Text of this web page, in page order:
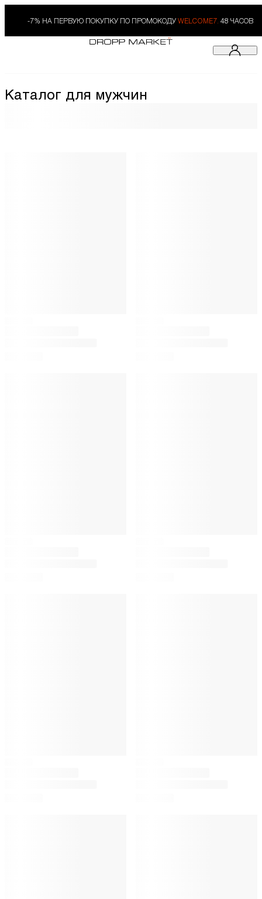
-7% НА ПЕРВУЮ ПОКУПКУ ПО ПРОМОКОДУ WELCOME7. 48 ЧАСОВ
Каталог для мужчин